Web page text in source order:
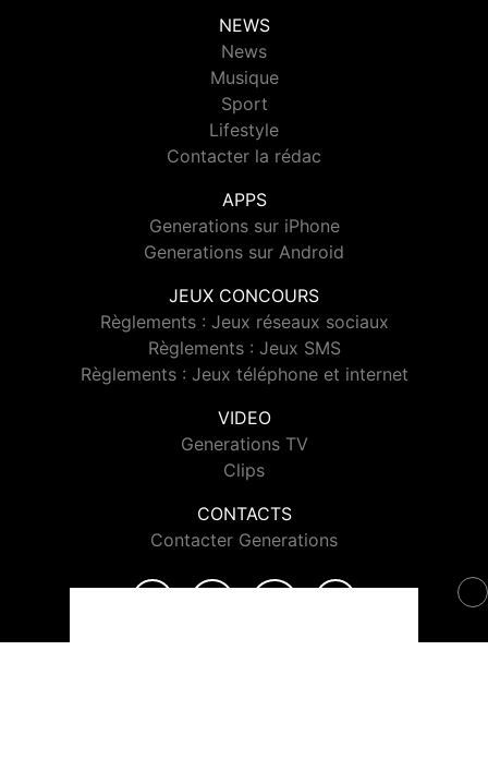
NEWS
News
Musique
Sport
Lifestyle
Contacter la rédac
APPS
Generations sur iPhone
Generations sur Android
JEUX CONCOURS
Règlements : Jeux réseaux sociaux
Règlements : Jeux SMS
Règlements : Jeux téléphone et internet
VIDEO
Generations TV
Clips
CONTACTS
Contacter Generations